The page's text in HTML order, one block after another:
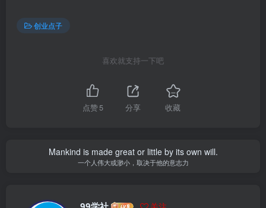
创业点子
喜欢就支持一下吧
点赞5 分享 收藏
Mankind is made great or little by its own will.
一个人伟大或渺小，取决于他的意志力